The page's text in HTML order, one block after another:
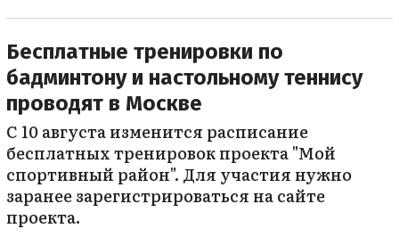
Бесплатные тренировки по
бадминтону и настольному теннису
проводят в Москве
С 10 августа изменится расписание
бесплатных тренировок проекта "Мой
спортивный район". Для участия нужно
заранее зарегистрироваться на сайте
проекта.